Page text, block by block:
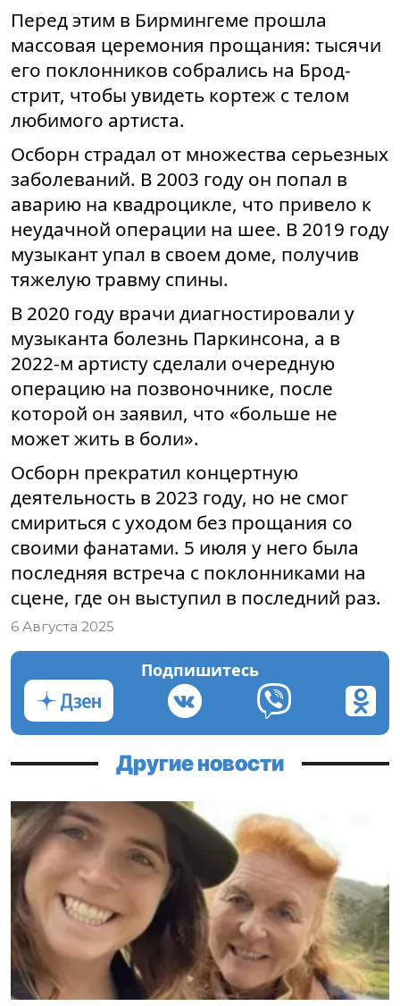
Перед этим в Бирмингеме прошла
массовая церемония прощания: тысячи
его поклонников собрались на Брод-
стрит, чтобы увидеть кортеж с телом
любимого артиста.
Осборн страдал от множества серьезных
заболеваний. В 2003 году он попал в
аварию на квадроцикле, что привело к
неудачной операции на шее. В 2019 году
музыкант упал в своем доме, получив
тяжелую травму спины.
В 2020 году врачи диагностировали у
музыканта болезнь Паркинсона, а в
2022-м артисту сделали очередную
операцию на позвоночнике, после
которой он заявил, что «больше не
может жить в боли».
Осборн прекратил концертную
деятельность в 2023 году, но не смог
смириться с уходом без прощания со
своими фанатами. 5 июля у него была
последняя встреча с поклонниками на
сцене, где он выступил в последний раз.
6 Августа 2025
Подпишитесь
Другие новости